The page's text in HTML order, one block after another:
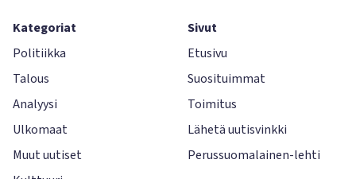
Kategoriat
Politiikka
Talous
Analyysi
Ulkomaat
Muut uutiset
Sivut
Etusivu
Suosituimmat
Toimitus
Lähetä uutisvinkki
Perussuomalainen-lehti